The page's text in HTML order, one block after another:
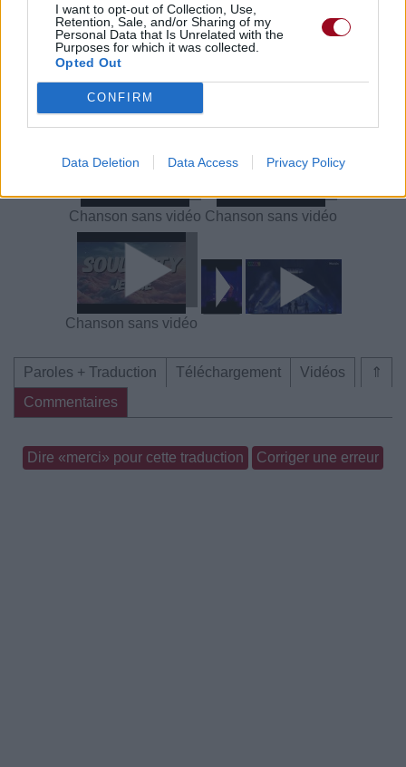
I want to opt-out of Collection, Use,
Retention, Sale, and/or Sharing of my
Personal Data that Is Unrelated with the
Purposes for which it was collected.
Opted Out
CONFIRM
Data Deletion Data Access Privacy Policy
Paroles + Traduction Téléchargement
Vidéos
Commentaires
Voir la vidéo de «Seoul City»
Chanson sans vidéo Chanson sans vidéo
Chanson sans vidéo
⇑
Paroles + Traduction Téléchargement
Vidéos
Commentaires
Dire «merci» pour cette traduction Corriger une erreur